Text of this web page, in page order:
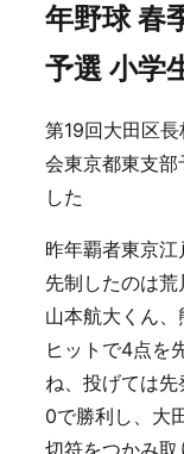
年野球 春
予選 小学
第19回大田区
会東京都東支部
した
昨年覇者東京江
先制したのは荒
山本航大くん
ヒットで4点を
ね、投げては
0で勝利し、大
切符をつかみ取